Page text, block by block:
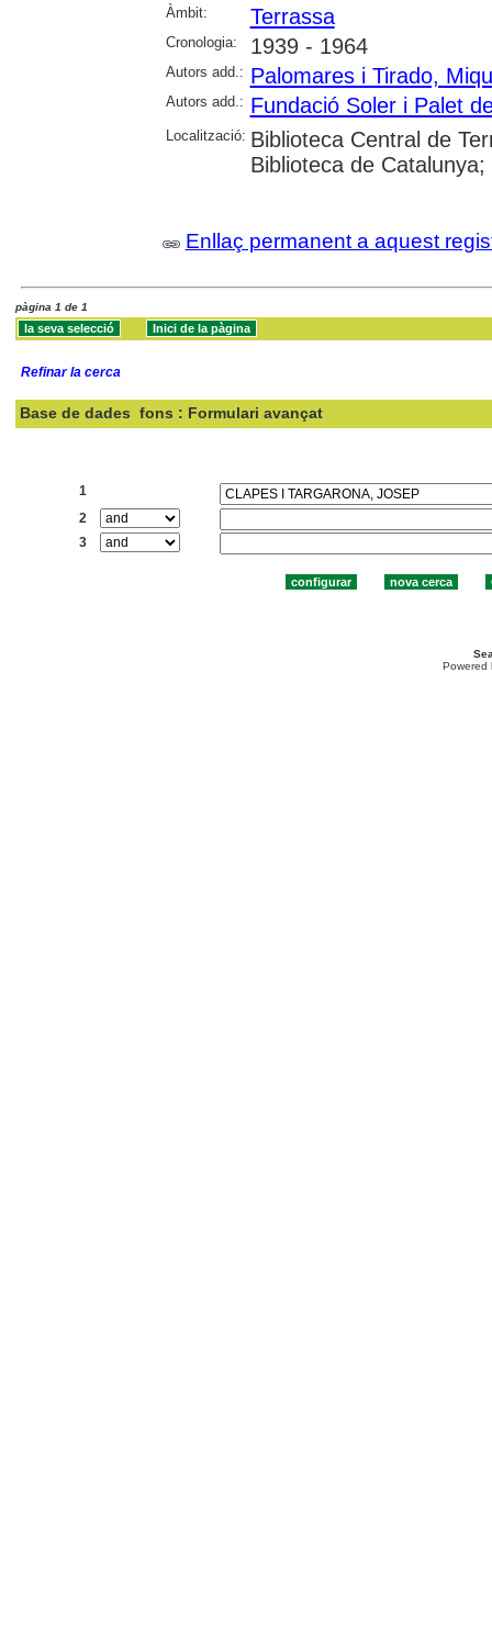
Àmbit: Terrassa
Cronologia: 1939 - 1964
Autors add.: Palomares i Tirado,
Autors add.: Fundació Soler i Palet
Localització: Biblioteca Central de
Biblioteca de
Enllaç permanent a aquest
pàgina 1 de 1
Refinar la cerca
Base de dades fons : Formulari avançat
1
2
3